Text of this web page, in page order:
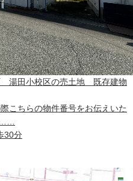
湯田小校区の売土地 既存建物
こちらの物件番号をお伝えいた
……
30分